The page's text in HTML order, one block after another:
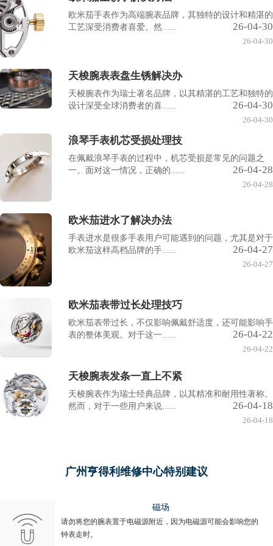
欧米茄手表作为高端腕表品牌，其独特的设计和精湛的
工艺深受消费者喜爱。然......
26-04-30
26-04-30
天梭腕表表盘生锈解决办
天梭腕表作为瑞士著名品牌，以其精湛的工艺和独特的
设计深受全球消费者的喜......
26-04-30
26-04-30
浪琴手表机芯受损处理技
在佩戴浪琴手表的过程中，机芯受损是常见的问题之
一。面对这一情况，正确的......
26-04-28
26-04-28
欧米茄进水了解决办法
手表进水是很多手表用户可能遇到的问题，尤其是对于
欧米茄这样高档品牌的手......
26-04-27
26-04-27
欧米茄表带过长处理技巧
欧米茄表带过长，不仅影响佩戴舒适度，还可能影响手
表的整体美观。对于这一......
26-04-22
26-04-22
天梭腕表发条一直上不紧
天梭腕表作为瑞士经典品牌，以其精准和耐用性著称。
然而，对于一些用户来说......
26-04-18
26-04-18
广州亨得利维修中心特别建议
磁场
请勿将您的腕表置于电磁源附近，因为电磁源可能会影响您的
钟表走时。